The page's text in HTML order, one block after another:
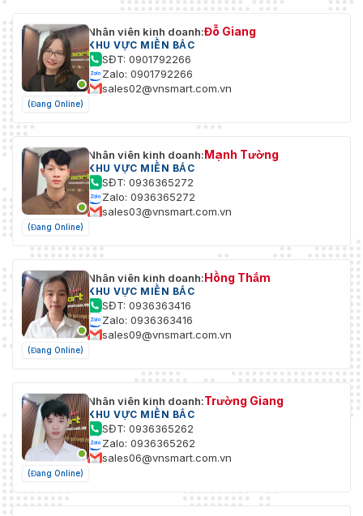
(Đang Online)
Nhân viên kinh doanh:Đỗ Giang
KHU VỰC MIỀN BẮC
SĐT: 0901792266
Zalo: 0901792266
sales02@vnsmart.com.vn
(Đang Online)
Nhân viên kinh doanh:Mạnh Tường
KHU VỰC MIỀN BẮC
SĐT: 0936365272
Zalo: 0936365272
sales03@vnsmart.com.vn
(Đang Online)
Nhân viên kinh doanh:Hồng Thắm
KHU VỰC MIỀN BẮC
SĐT: 0936363416
Zalo: 0936363416
sales09@vnsmart.com.vn
(Đang Online)
Nhân viên kinh doanh:Trường Giang
KHU VỰC MIỀN BẮC
SĐT: 0936365262
Zalo: 0936365262
sales06@vnsmart.com.vn